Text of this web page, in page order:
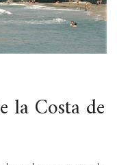
la Costa de